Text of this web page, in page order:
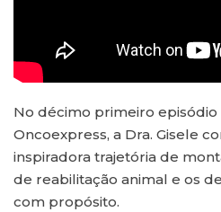
No décimo primeiro
Oncoexpress, a Dra. Gisele
inspiradora trajetória de
de reabilitação animal e os
com propósito.